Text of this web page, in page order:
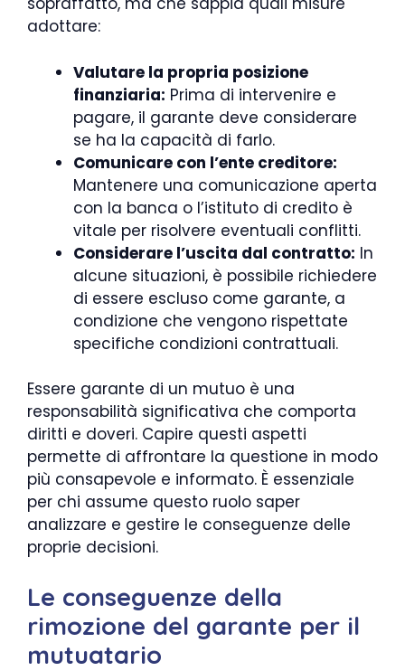
adottare:
Valutare la propria posizione
finanziaria: Prima di intervenire e
pagare, il garante deve considerare
se ha la capacità di farlo.
Comunicare con l’ente creditore:
Mantenere una comunicazione aperta
con la banca o l’istituto di credito è
vitale per risolvere eventuali conflitti.
Considerare l’uscita dal contratto: In
alcune situazioni, è possibile richiedere
di essere escluso come garante, a
condizione che vengono rispettate
specifiche condizioni contrattuali.
Essere garante di un mutuo è una
responsabilità significativa che comporta
diritti e doveri. Capire questi aspetti
permette di affrontare la questione in modo
più consapevole e informato. È essenziale
per chi assume questo ruolo saper
analizzare e gestire le conseguenze delle
proprie decisioni.
Le conseguenze della
rimozione del garante per il
mutuatario